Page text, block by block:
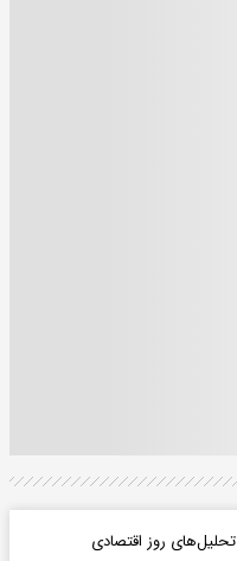
تحلیل‌های روز اقتصادی